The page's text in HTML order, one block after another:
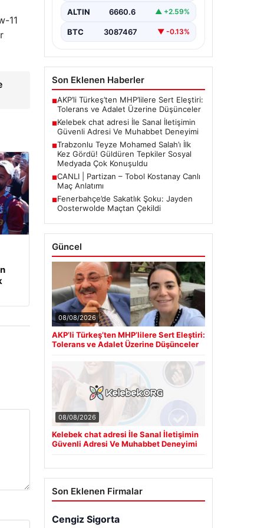
11
taşımaktadır. Güncel olarak…
ALTIN 6660.6 ▲ +2.59%
BTC 3087467 ▼ -0.13%
Son Eklenen Haberler
■AKP’li Türkeş’ten MHP’lilere Sert Eleştiri:
Tolerans ve Adalet Üzerine Düşünceler
■Kelebek chat adresi İle Sanal İletişimin
Güvenli Adresi Ve Muhabbet Deneyimi
■Trabzonlu Teyze Mohamed Salah’ı İlk
Kez Gördü! Güldüren Tepkiler Sosyal
Medyada Çok Konuşuldu
■CANLI | Partizan – Tobol Kostanay Canlı
Maç Anlatımı
■Fenerbahçe’de Sakatlık Şoku: Jayden
Oosterwolde Maçtan Çekildi
Güncel
08/08/2026
AKP’li Türkeş’ten MHP’lilere Sert Eleştiri:
Tolerans ve Adalet Üzerine Düşünceler
08/08/2026
Kelebek chat adresi İle Sanal İletişimin
Güvenli Adresi Ve Muhabbet Deneyimi
Son Eklenen Firmalar
Cengiz Sigorta